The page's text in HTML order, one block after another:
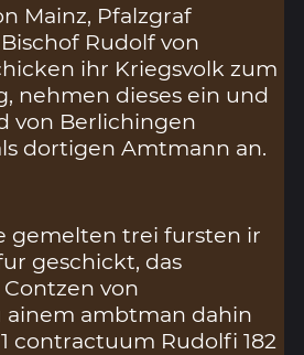
Mainz, Pfalzgraf
Rudolf von
ihr Kriegsvolk zum
nehmen dieses ein und
von Berlichingen
dortigen Amtmann an.
gemelten trei fursten ir
geschickt, das
von
ainem ambtman dahin
contractuum Rudolfi 182